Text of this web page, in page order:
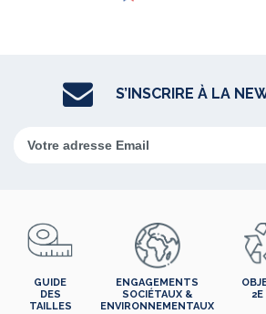
S’INSCRIRE À LA
GUIDE
DES
TAILLES
ENGAGEMENTS
SOCIÉTAUX &
ENVIRONNEMENTAUX
2E